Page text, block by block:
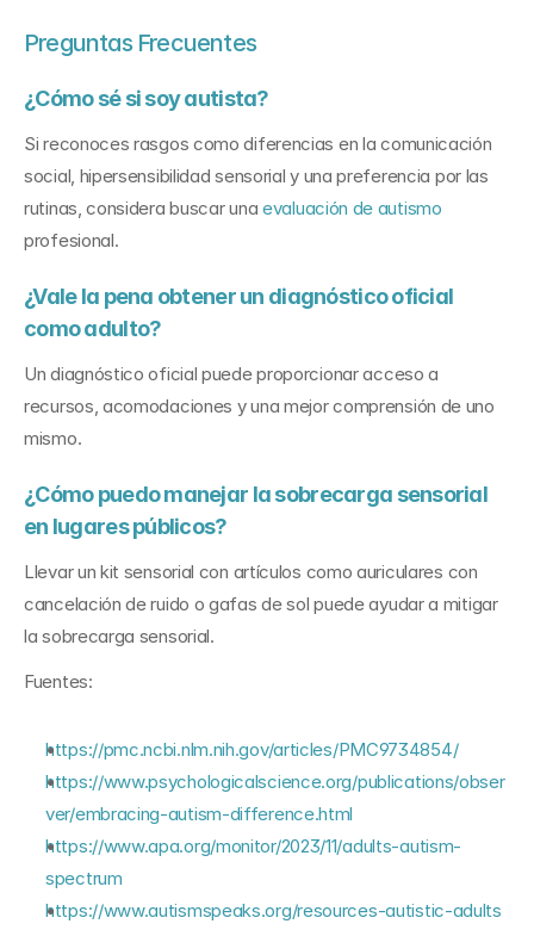
Preguntas Frecuentes
¿Cómo sé si soy autista?
Si reconoces rasgos como diferencias en la comunicación
social, hipersensibilidad sensorial y una preferencia por las
rutinas, considera buscar una evaluación de autismo
profesional.
¿Vale la pena obtener un diagnóstico oficial
como adulto?
Un diagnóstico oficial puede proporcionar acceso a
recursos, acomodaciones y una mejor comprensión de uno
mismo.
¿Cómo puedo manejar la sobrecarga sensorial
en lugares públicos?
Llevar un kit sensorial con artículos como auriculares con
cancelación de ruido o gafas de sol puede ayudar a mitigar
la sobrecarga sensorial.
Fuentes:
https://pmc.ncbi.nlm.nih.gov/articles/PMC9734854/
https://www.psychologicalscience.org/publications/obser
ver/embracing-autism-difference.html
https://www.apa.org/monitor/2023/11/adults-autism-
spectrum
https://www.autismspeaks.org/resources-autistic-adults